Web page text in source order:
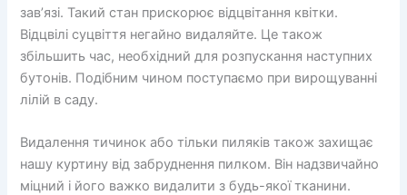
зав’язі. Такий стан прискорює відцвітання квітки.
Відцвілі суцвіття негайно видаляйте. Це також
збільшить час, необхідний для розпускання наступних
бутонів. Подібним чином поступаємо при вирощуванні
лілій в саду.
Видалення тичинок або тільки пиляків також захищає
нашу куртину від забруднення пилком. Він надзвичайно
міцний і його важко видалити з будь-якої тканини.